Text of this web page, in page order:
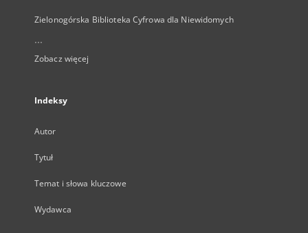
Zielonogórska Biblioteka Cyfrowa dla Niewidomych
...
Zobacz więcej
Indeksy
Autor
Tytuł
Temat i słowa kluczowe
Wydawca